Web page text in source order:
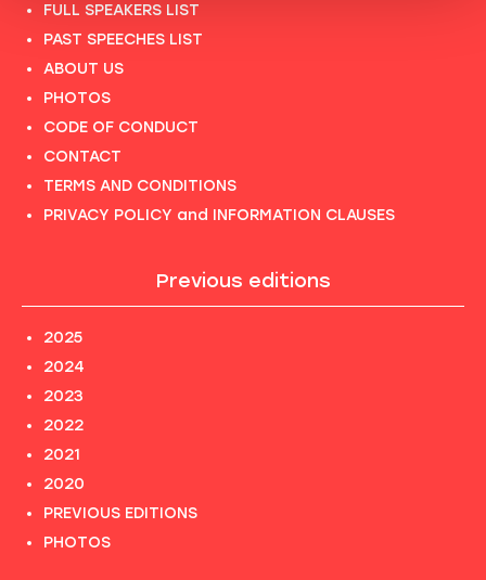
FULL SPEAKERS LIST
PAST SPEECHES LIST
ABOUT US
PHOTOS
CODE OF CONDUCT
CONTACT
TERMS AND CONDITIONS
PRIVACY POLICY and INFORMATION CLAUSES
Previous editions
2025
2024
2023
2022
2021
2020
PREVIOUS EDITIONS
PHOTOS